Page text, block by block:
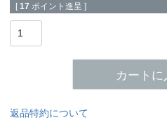
[ 17 ポイント進呈 ]
カートに
返品特約について